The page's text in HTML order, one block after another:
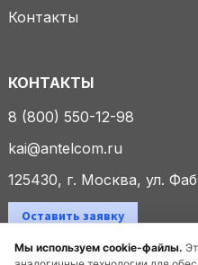
Мы используем cookie-файлы.
Контакты
КОНТАКТЫ
8 (800) 550-12-98
kai@antelcom.ru
125430, г. Москва, ул.
Оставить заявку